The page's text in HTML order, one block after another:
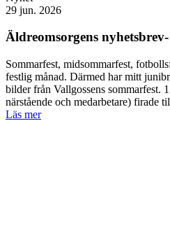
29 jun. 2026
Äldreomsorgens
Sommarfest, midsommarfest,
festlig månad. Därmed har mitt
bilder från Vallgossens sommarfest.
närstående och medarbetare) firade
Läs mer